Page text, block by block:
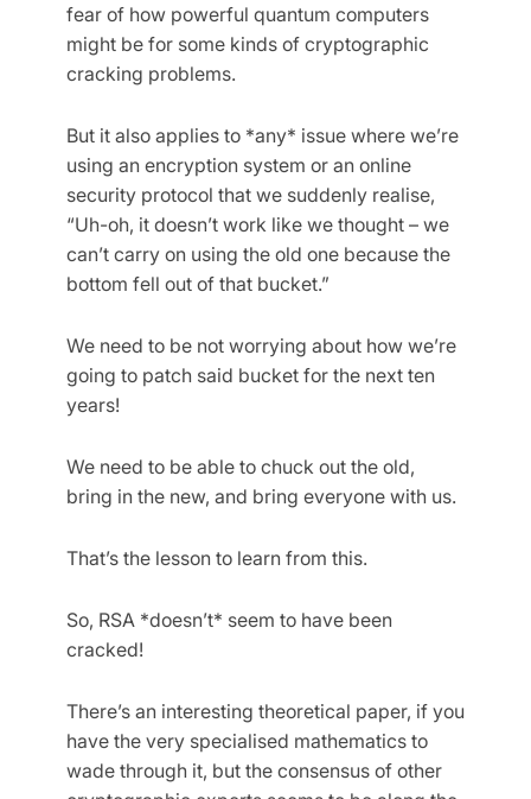
fear of how powerful quantum computers
might be for some kinds of cryptographic
cracking problems.
But it also applies to *any* issue where we’re
using an encryption system or an online
security protocol that we suddenly realise,
“Uh-oh, it doesn’t work like we thought – we
can’t carry on using the old one because the
bottom fell out of that bucket.”
We need to be not worrying about how we’re
going to patch said bucket for the next ten
years!
We need to be able to chuck out the old,
bring in the new, and bring everyone with us.
That’s the lesson to learn from this.
So, RSA *doesn’t* seem to have been
cracked!
There’s an interesting theoretical paper, if you
have the very specialised mathematics to
wade through it, but the consensus of other